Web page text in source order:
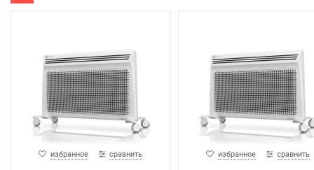
избранное сравнить избранное сравнить